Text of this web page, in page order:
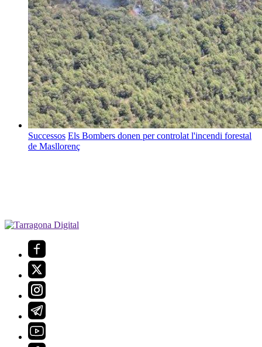
Successos Els Bombers donen per controlat l'incendi forestal
de Masllorenç